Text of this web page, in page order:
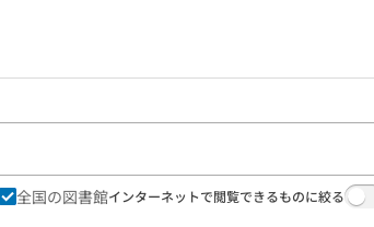
全国の図書館インターネットで閲覧できるものに絞る